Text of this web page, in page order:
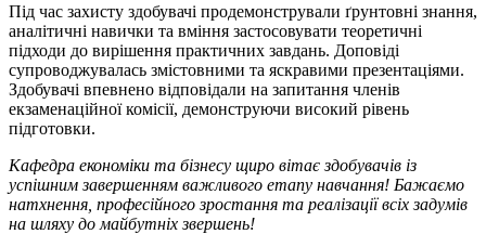
Під час захисту здобувачі продемонстрували ґрунтовні знання,
аналітичні навички та вміння застосовувати теоретичні
підходи до вирішення практичних завдань. Доповіді
супроводжувалась змістовними та яскравими презентаціями.
Здобувачі впевнено відповідали на запитання членів
екзаменаційної комісії, демонструючи високий рівень
підготовки.
Кафедра економіки та бізнесу щиро вітає здобувачів із
успішним завершенням важливого етапу навчання! Бажаємо
натхнення, професійного зростання та реалізації всіх задумів
на шляху до майбутніх звершень!